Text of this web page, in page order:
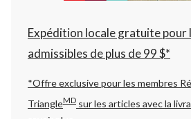
changer
Expédition locale gratuite pour
admissibles de plus de 99 $*
*Offre exclusive pour les membres
TriangleMD sur les articles avec la